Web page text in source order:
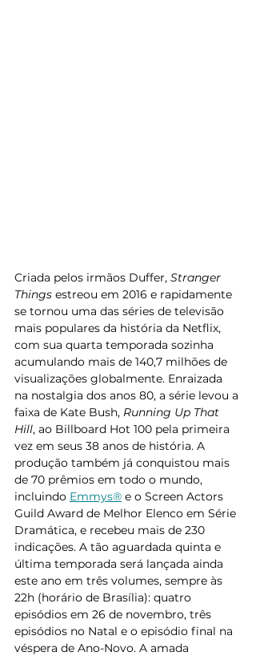
Criada pelos irmãos Duffer, Stranger
Things estreou em 2016 e rapidamente
se tornou uma das séries de televisão
mais populares da história da Netflix,
com sua quarta temporada sozinha
acumulando mais de 140,7 milhões de
visualizações globalmente. Enraizada
na nostalgia dos anos 80, a série levou a
faixa de Kate Bush, Running Up That
Hill, ao Billboard Hot 100 pela primeira
vez em seus 38 anos de história. A
produção também já conquistou mais
de 70 prêmios em todo o mundo,
incluindo Emmys® e o Screen Actors
Guild Award de Melhor Elenco em Série
Dramática, e recebeu mais de 230
indicações. A tão aguardada quinta e
última temporada será lançada ainda
este ano em três volumes, sempre às
22h (horário de Brasília): quatro
episódios em 26 de novembro, três
episódios no Natal e o episódio final na
véspera de Ano-Novo. A amada